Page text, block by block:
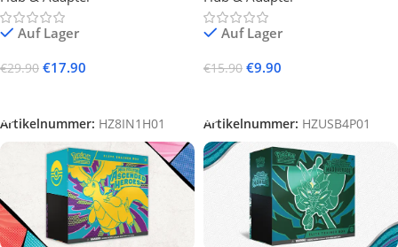
Auf Lager
€29.90 €17.90
Artikelnummer: HZ8IN1H01
Auf Lager
€15.90 €9.90
Artikelnummer: HZUSB4P01